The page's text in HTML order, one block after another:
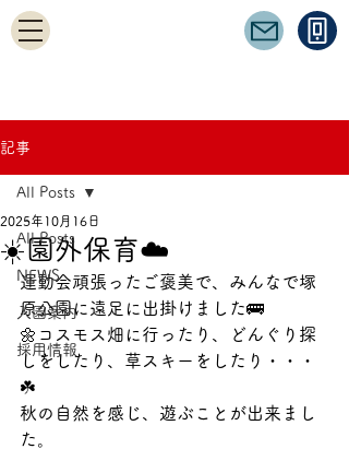
記事
All Posts
NEWS
入園案内
採用情報
All Posts
☀️園外保育☁️
2025年10月16日
運動会頑張ったご褒美で、みんなで塚
原公園に遠足に出掛けました🚌
🌼コスモス畑に行ったり、どんぐり探
しをしたり、草スキーをしたり・・・
☘️
秋の自然を感じ、遊ぶことが出来まし
た。